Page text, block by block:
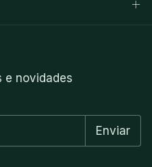
e novidades